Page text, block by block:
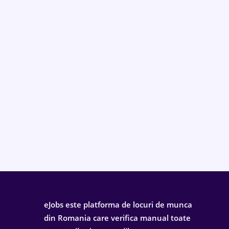
eJobs este platforma de locuri de munca
din Romania care verifica manual toate